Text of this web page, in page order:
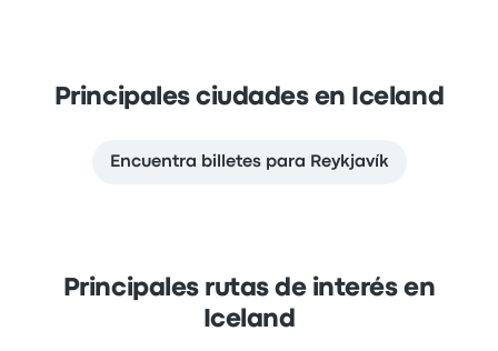
Principales ciudades en Iceland
Encuentra billetes para Reykjavík
Principales rutas de interés en
Iceland